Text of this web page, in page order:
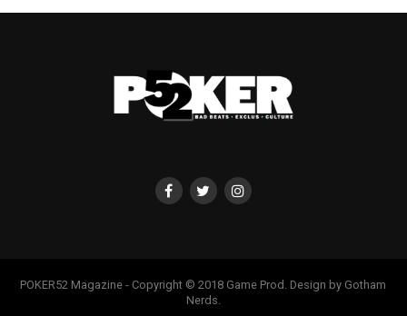
POKER52 Magazine - Copyright © 2018 Game Prod. Design by Gotham
Nerds.